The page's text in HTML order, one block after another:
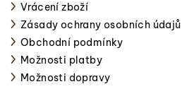
Vrácení zboží
Zásady ochrany osobních údajů
Obchodní podmínky
Možnosti platby
Možnosti dopravy